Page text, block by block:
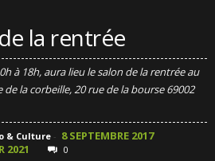
la rentrée
à 18h, aura lieu le salon de la rentrée au
de la corbeille, 20 rue de la bourse 69002
& Culture - 8 SEPTEMBRE 2017
2021
0